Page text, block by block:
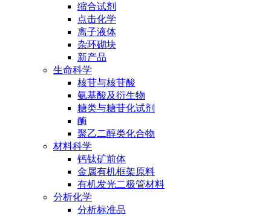
缩合试剂
点击化学
离子液体
杂环砌块
新产品
生命科学
核苷与核苷酸
氨基酸及衍生物
糖类与糖苷化试剂
酶
聚乙二醇类化合物
材料科学
钙钛矿前体
金属有机框架原料
有机发光二极管材料
分析化学
分析标准品